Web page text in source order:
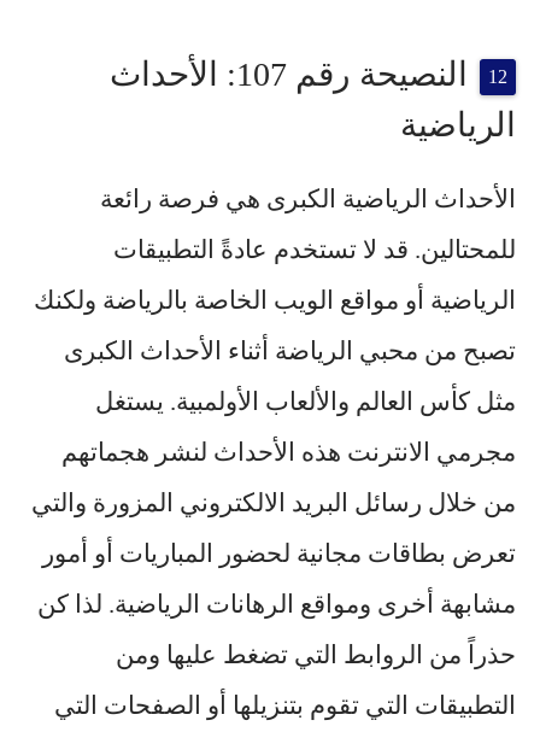
النصيحة رقم 107: الأحداث
الرياضية
الأحداث الرياضية الكبرى هي فرصة رائعة
للمحتالين. قد لا تستخدم عادةً التطبيقات
الرياضية أو مواقع الويب الخاصة بالرياضة ولكنك
تصبح من محبي الرياضة أثناء الأحداث الكبرى
مثل كأس العالم والألعاب الأولمبية. يستغل
مجرمي الانترنت هذه الأحداث لنشر هجماتهم
من خلال رسائل البريد الالكتروني المزورة والتي
تعرض بطاقات مجانية لحضور المباريات أو أمور
مشابهة أخرى ومواقع الرهانات الرياضية. لذا كن
حذراً من الروابط التي تضغط عليها ومن
التطبيقات التي تقوم بتنزيلها أو الصفحات التي